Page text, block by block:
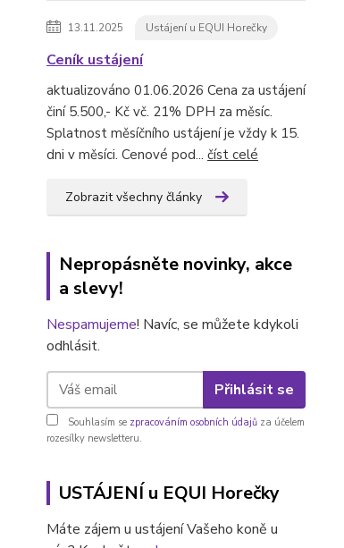
13.11.2025 Ustájení u EQUI Horečky
Ceník ustájení
aktualizováno 01.06.2026 Cena za ustájení
činí 5.500,- Kč vč. 21% DPH za měsíc.
Splatnost měsíčního ustájení je vždy k 15.
dni v měsíci. Cenové pod... číst celé
Zobrazit všechny články
Nepropásněte novinky, akce
a slevy!
Nespamujeme! Navíc, se můžete kdykoli
odhlásit.
Přihlásit se
Souhlasím se zpracováním osobních údajů za účelem
rozesílky newsletteru.
USTÁJENÍ u EQUI Horečky
Máte zájem u ustájení Vašeho koně u